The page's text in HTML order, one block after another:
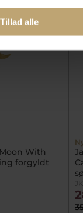
Tillad alle
With
forgyldt